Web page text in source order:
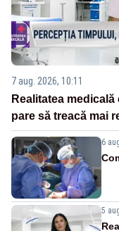
7 aug. 2026, 10:11
Realitatea
pare să treacă mai
6
5